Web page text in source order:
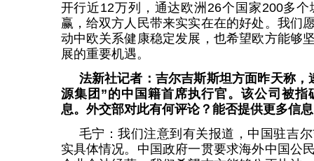
开行近12万列，通达欧洲26个国家200多
赢，给双方人民带来实实在在的好处。我们
动中欧关系健康稳定发展，也希望欧方能够
展的重要机遇。
法新社记者：吉尔吉斯斯坦方面昨天称
源集团”的中国籍首席执行官。该公司被
息。外交部对此有何评论？能否提供更多信
毛宁：我们注意到有关报道，中国驻吉
实具体情况。中国政府一贯要求海外中国公